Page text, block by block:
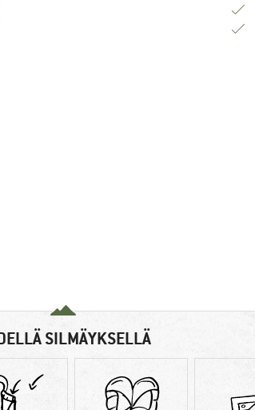
SILMÄYKSELLÄ